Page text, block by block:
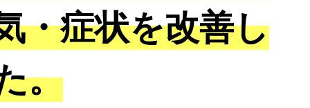
・症状を改善し
。